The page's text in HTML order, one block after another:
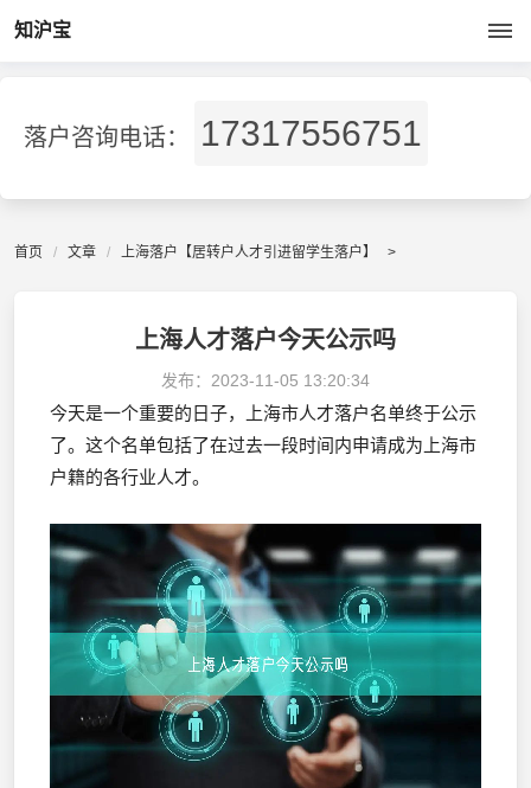
知沪宝
落户咨询电话： 17317556751
首页 文章 上海落户【居转户人才引进留学生落户】 >
上海人才落户今天公示吗
发布： 2023-11-05 13:20:34
今天是一个重要的日子，上海市人才落户名单终于公示
了。这个名单包括了在过去一段时间内申请成为上海市
户籍的各行业人才。